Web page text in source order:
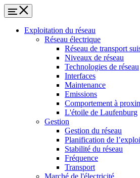
Exploitation du réseau
Réseau électrique
Réseau de transport
Niveaux de réseau
Technologies de réseau
Interfaces
Maintenance
Emissions
Comportement à
L'étoile de Laufenburg
Gestion
Gestion du réseau
Planification de
Stabilité du réseau
Fréquence
Transport
Marché de l'électricité